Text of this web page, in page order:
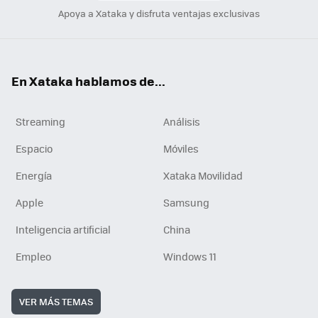
Apoya a Xataka y disfruta ventajas exclusivas
En Xataka hablamos de...
Streaming
Análisis
Espacio
Móviles
Energía
Xataka Movilidad
Apple
Samsung
Inteligencia artificial
China
Empleo
Windows 11
VER MÁS TEMAS